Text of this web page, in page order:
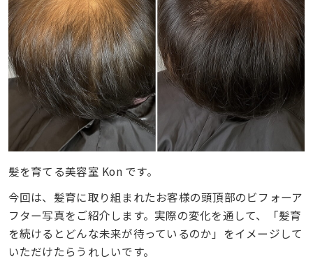
髪を育てる美容室 Kon です。
今回は、髪育に取り組まれたお客様の頭頂部のビフォーア
フター写真をご紹介します。実際の変化を通して、「髪育
を続けるとどんな未来が待っているのか」をイメージして
いただけたらうれしいです。